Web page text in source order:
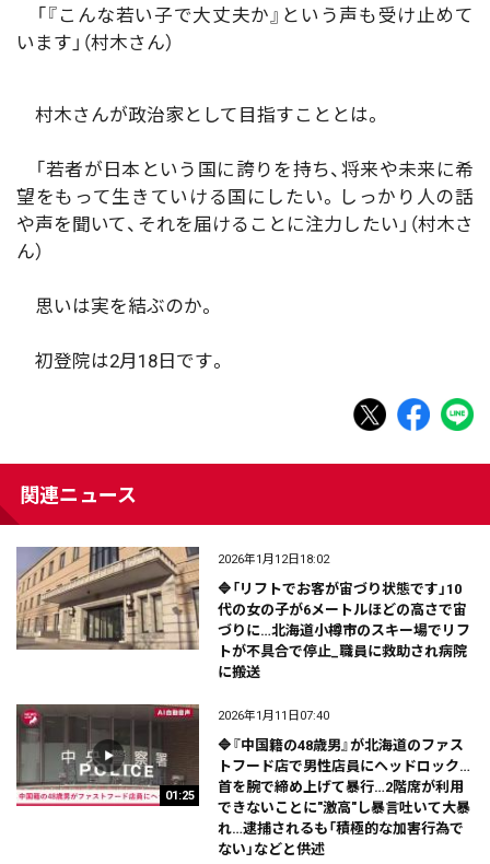
「『こんな若い子で大丈夫か』という声も受け止めて
います」（村木さん）
村木さんが政治家として目指すこととは。
「若者が日本という国に誇りを持ち、将来や未来に希
望をもって生きていける国にしたい。しっかり人の話
や声を聞いて、それを届けることに注力したい」（村木さ
ん）
思いは実を結ぶのか。
初登院は2月18日です。
関連ニュース
2026年1月12日18:02
🔷「リフトでお客が宙づり状態です」10
代の女の子が6メートルほどの高さで宙
づりに…北海道小樽市のスキー場でリフ
トが不具合で停止_職員に救助され病院
に搬送
01:25
2026年1月11日07:40
🔷『中国籍の48歳男』が北海道のファス
トフード店で男性店員にヘッドロック…
首を腕で締め上げて暴行…2階席が利用
できないことに"激高"し暴言吐いて大暴
れ…逮捕されるも「積極的な加害行為で
ない」などと供述